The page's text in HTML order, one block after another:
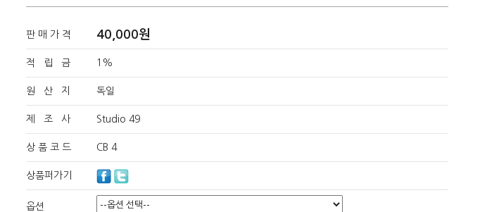
판 매 가 격 40,000원
적 립 금 1%
원 산 지 독일
제 조 사 Studio 49
상 품 코 드 CB 4
상품퍼가기
옵션